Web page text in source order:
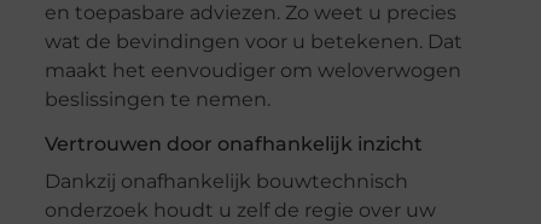
en toepasbare adviezen. Zo weet u precies
wat de bevindingen voor u betekenen. Dat
maakt het eenvoudiger om weloverwogen
beslissingen te nemen.
Vertrouwen door onafhankelijk inzicht
Dankzij onafhankelijk bouwtechnisch
onderzoek houdt u zelf de regie over uw